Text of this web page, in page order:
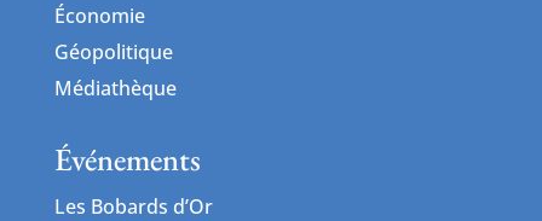
Économie
Géopolitique
Médiathèque
Événements
Les Bobards d’Or